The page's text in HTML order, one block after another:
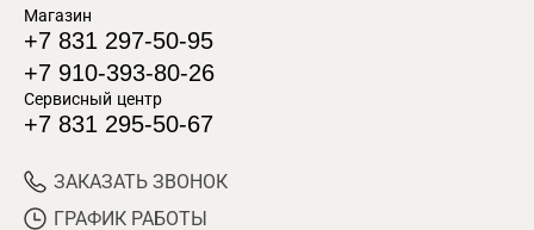
Магазин
+7 831 297-50-95
+7 910-393-80-26
Сервисный центр
+7 831 295-50-67
ЗАКАЗАТЬ ЗВОНОК
ГРАФИК РАБОТЫ